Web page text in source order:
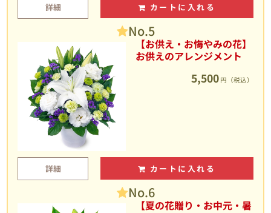
詳細 カートに入れる
No.5
【お供え・お悔やみの花】
お供えのアレンジメント
5,500 円（税込）
詳細 カートに入れる
No.6
【夏の花贈り・お中元・暑